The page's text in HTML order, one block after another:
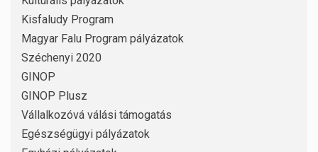
Kisfaludy Program
Magyar Falu Program pályázatok
Széchenyi 2020
GINOP
GINOP Plusz
Vállalkozóvá válási támogatás
Egészségügyi pályázatok